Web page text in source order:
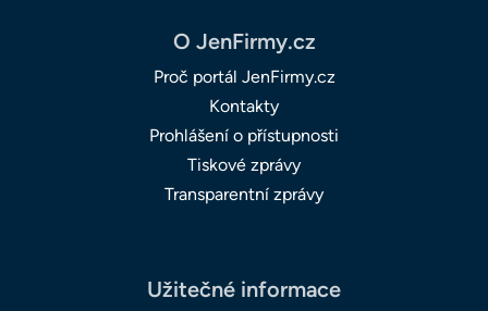
O JenFirmy.cz
Proč portál JenFirmy.cz
Kontakty
Prohlášení o přístupnosti
Tiskové zprávy
Transparentní zprávy
Užitečné informace